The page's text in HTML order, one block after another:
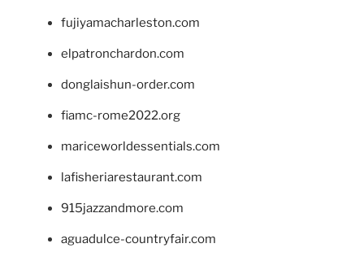
fujiyamacharleston.com
elpatronchardon.com
donglaishun-order.com
fiamc-rome2022.org
mariceworldessentials.com
lafisheriarestaurant.com
915jazzandmore.com
aguadulce-countryfair.com